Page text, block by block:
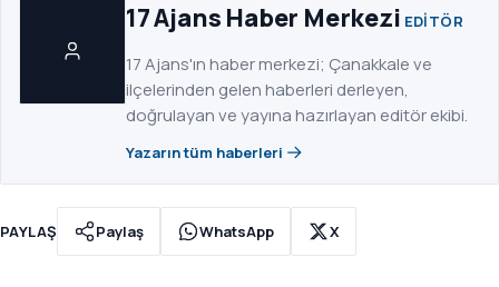
17 Ajans Haber Merkezi EDITÖR
17 Ajans'ın haber merkezi; Çanakkale ve
ilçelerinden gelen haberleri derleyen,
doğrulayan ve yayına hazırlayan editör ekibi.
Yazarın tüm haberleri
PAYLAŞ Paylaş WhatsApp X